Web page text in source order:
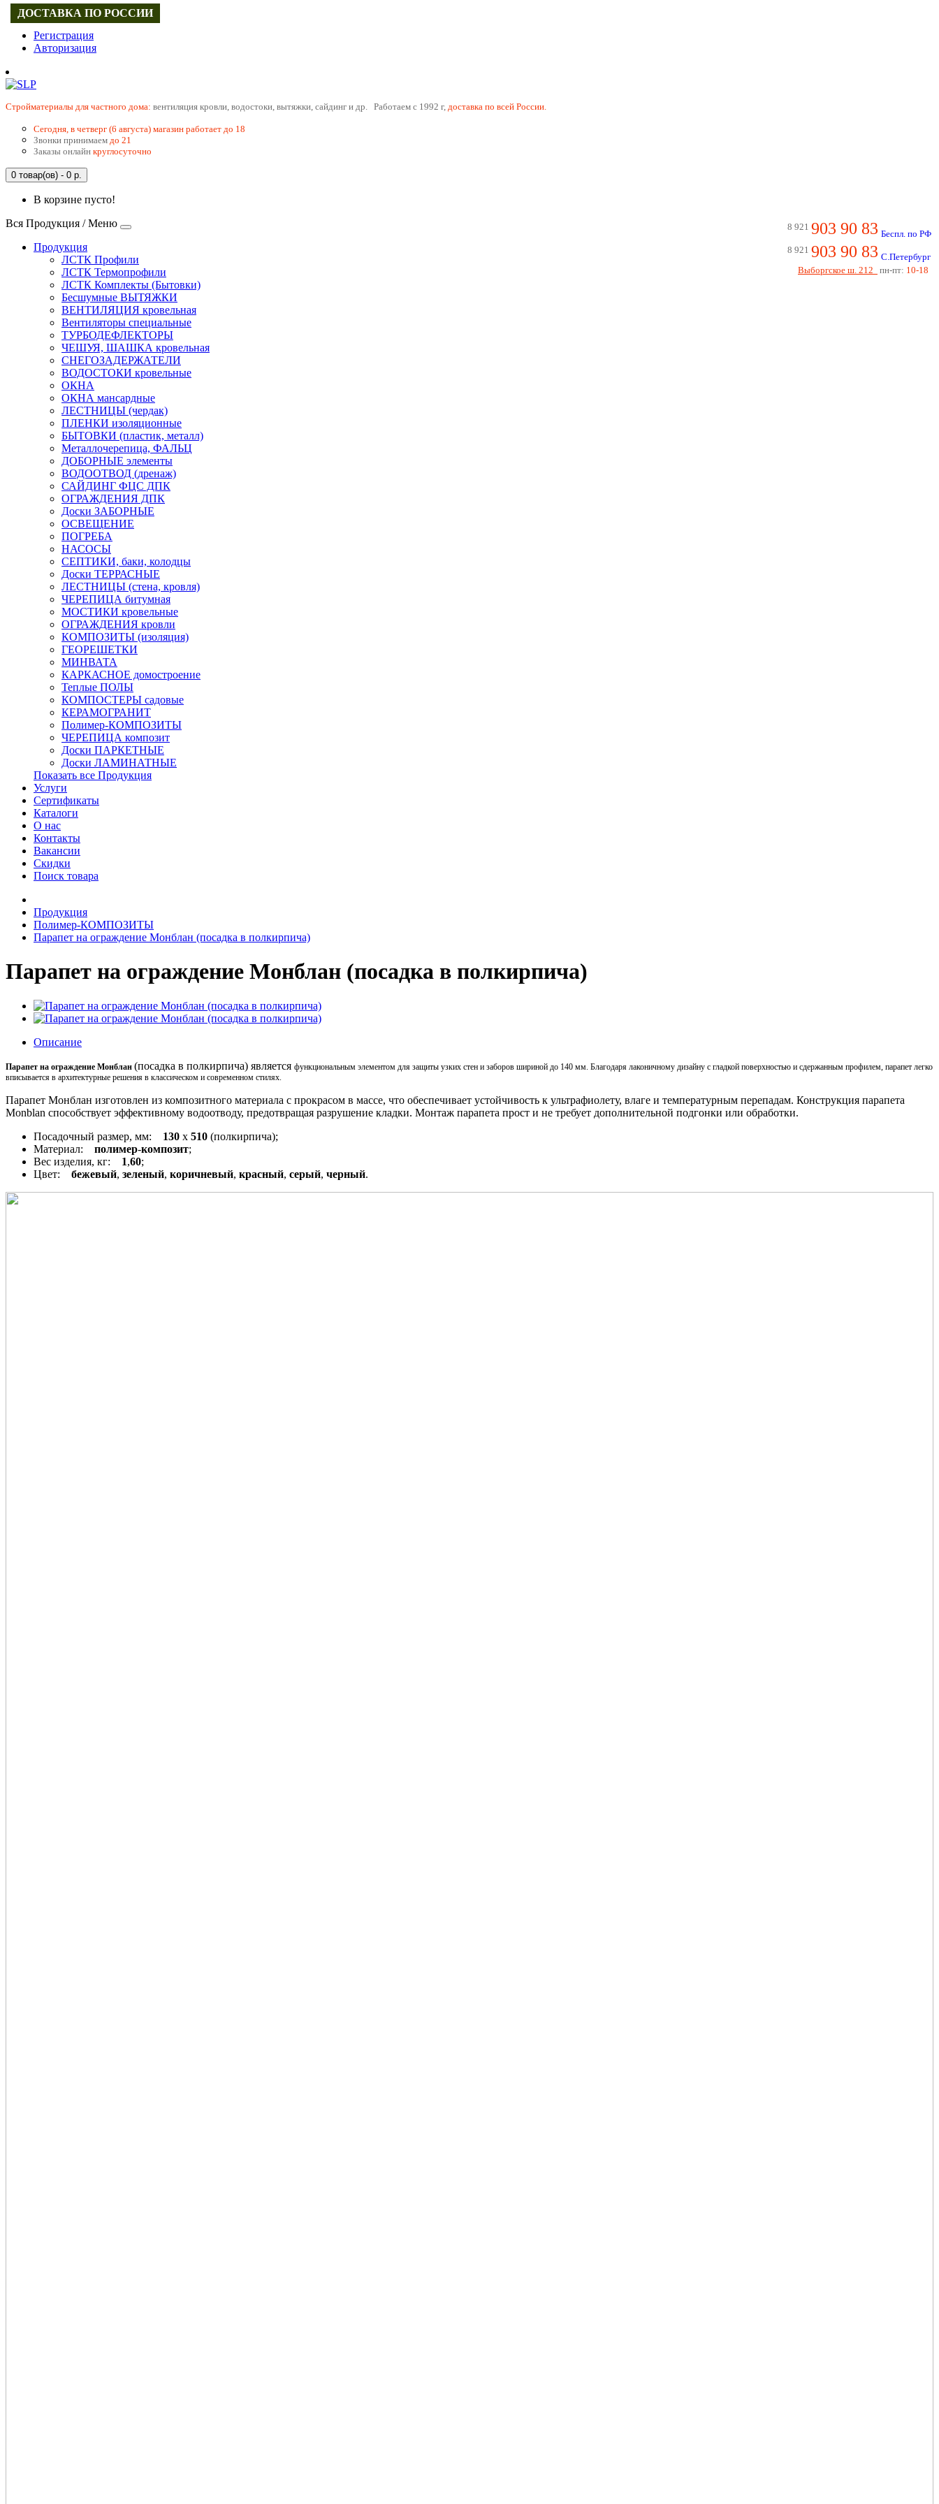
Регистрация
Авторизация
Cтройматериалы для частного дома: вентиляция кровли, водостоки, вытяжки, сайдинг и др. Работаем с 1992 г, доставка по всей России.
Сегодня, в четверг (6 августа) магазин работает до 18
Звонки принимаем до 21
Заказы онлайн круглосуточно
0 товар(ов) - 0 р.
В корзине пусто!
8 921 903 90 83 Беспл. по РФ
8 921 903 90 83 С.Петербург
Выборгское ш. 212
пн-пт: 10-18
Вся Продукция / Меню
Продукция
ЛСТК Профили
ЛСТК Термопрофили
ЛСТК Комплекты (Бытовки)
Бесшумные ВЫТЯЖКИ
ВЕНТИЛЯЦИЯ кровельная
Вентиляторы специальные
ТУРБОДЕФЛЕКТОРЫ
ЧЕШУЯ, ШАШКА кровельная
СНЕГОЗАДЕРЖАТЕЛИ
ВОДОСТОКИ кровельные
ОКНА
ОКНА мансардные
ЛЕСТНИЦЫ (чердак)
ПЛЕНКИ изоляционные
БЫТОВКИ (пластик, металл)
Металлочерепица, ФАЛЬЦ
ДОБОРНЫЕ элементы
ВОДООТВОД (дренаж)
САЙДИНГ ФЦС ДПК
ОГРАЖДЕНИЯ ДПК
Доски ЗАБОРНЫЕ
ОСВЕЩЕНИЕ
ПОГРЕБА
НАСОСЫ
СЕПТИКИ, баки, колодцы
Доски ТЕРРАСНЫЕ
ЛЕСТНИЦЫ (стена, кровля)
ЧЕРЕПИЦА битумная
МОСТИКИ кровельные
ОГРАЖДЕНИЯ кровли
КОМПОЗИТЫ (изоляция)
ГЕОРЕШЕТКИ
МИНВАТА
КАРКАСНОЕ домостроение
Теплые ПОЛЫ
КОМПОСТЕРЫ садовые
КЕРАМОГРАНИТ
Полимер-КОМПОЗИТЫ
ЧЕРЕПИЦА композит
Доски ПАРКЕТНЫЕ
Доски ЛАМИНАТНЫЕ
Показать все Продукция
Услуги
Сертификаты
Каталоги
О нас
Контакты
Вакансии
Скидки
Поиск товара
Продукция
Полимер-КОМПОЗИТЫ
Парапет на ограждение Монблан (посадка в полкирпича)
Парапет на ограждение Монблан (посадка в полкирпича)
ДОСТАВКА ПО РОССИИ
Описание
Парапет на ограждение Монблан (посадка в полкирпича) является функциональным элементом для защиты узких стен и заборов шириной до 140 мм. Благодаря лаконичному дизайну с гладкой поверхностью и сдержанным профилем, парапет легко
вписывается в архитектурные решения в классическом и современном стилях.
Парапет Монблан изготовлен из композитного материала с прокрасом в массе, что обеспечивает устойчивость к ультрафиолету, влаге и температурным перепадам. Конструкция парапета
Monblan способствует эффективному водоотводу, предотвращая разрушение кладки. Монтаж парапета прост и не требует дополнительной подгонки или обработки.
Посадочный размер, мм: 130 x 510 (полкирпича);
Материал: полимер-композит;
Вес изделия, кг: 1,60;
Цвет: бежевый, зеленый, коричневый, красный, серый, черный.